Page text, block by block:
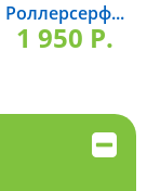
Роллерсерф...
1 950 P.